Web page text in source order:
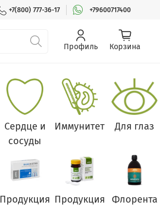
+7(800) 777-36-17 +79600717400
Профиль Корзина
Сердце и
сосуды
Иммунитет Для глаз
Продукция Продукция
Флорента